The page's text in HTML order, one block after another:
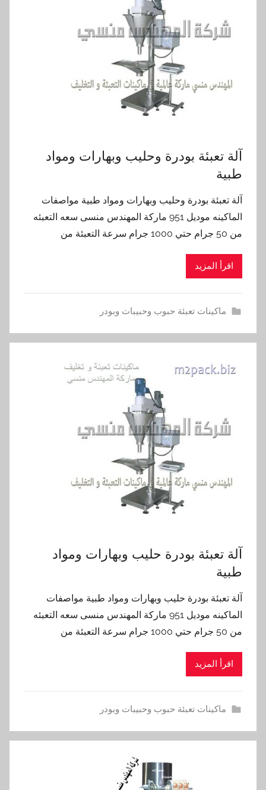
آلة تعبئة بودرة وحليب وبهارات ومواد
طبية
آلة تعبئة بودرة وحليب وبهارات ومواد طبية مواصفات
الماكينه موديل 951 ماركة المهندس منسى سعه التعبئه
من 50 جرام حتي 1000 جرام سرعة التعبئة من
اقرأ المزيد
ماكينات تعبئة حبوب وحبيبات وبودر
آلة تعبئة بودرة حليب وبهارات ومواد
طبية
آلة تعبئة بودرة حليب وبهارات ومواد طبية مواصفات
الماكينه موديل 951 ماركة المهندس منسى سعه التعبئه
من 50 جرام حتي 1000 جرام سرعة التعبئة من
اقرأ المزيد
ماكينات تعبئة حبوب وحبيبات وبودر